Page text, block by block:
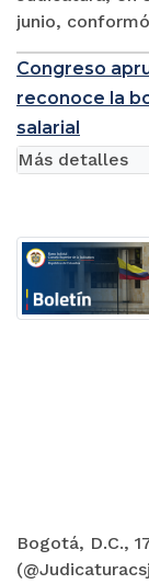
junio,
Congreso
reconoce la
salarial
Bogotá, D.C.,
Más detalles